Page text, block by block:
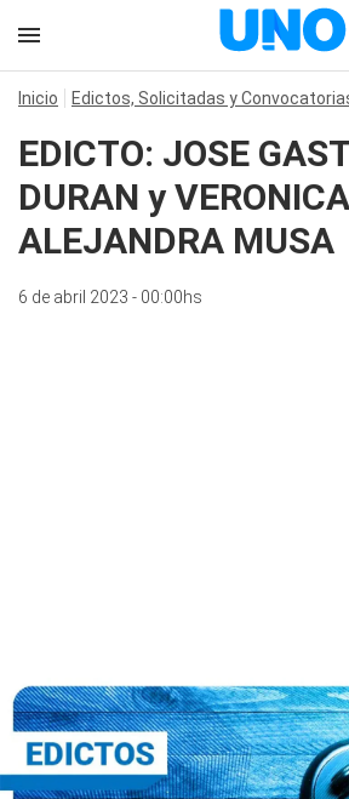
Inicio Edictos, Solicitadas y
EDICTO: JOSE
DURAN y VERONICA
ALEJANDRA MUSA
6 de abril 2023 - 00:00hs